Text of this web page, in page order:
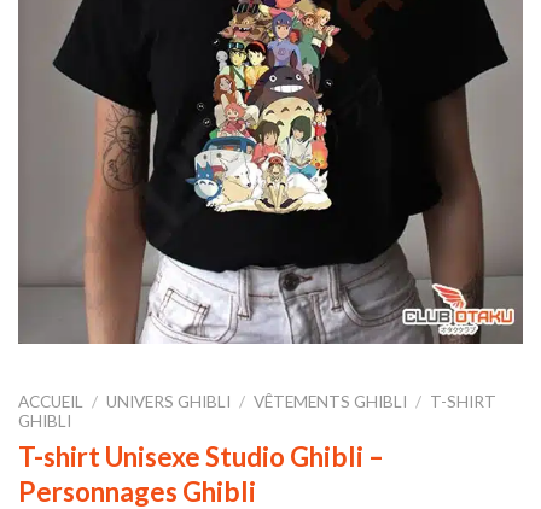
ACCUEIL / UNIVERS GHIBLI / VÊTEMENTS GHIBLI / T-SHIRT
GHIBLI
T-shirt Unisexe Studio Ghibli –
Personnages Ghibli